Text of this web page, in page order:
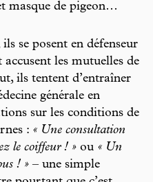
masque de pigeon…
se posent en défenseur
les mutuelles de
ils tentent d’entraîner
générale en
sur les conditions de
: « Une consultation
le coiffeur ! » ou « Un
! » – une simple